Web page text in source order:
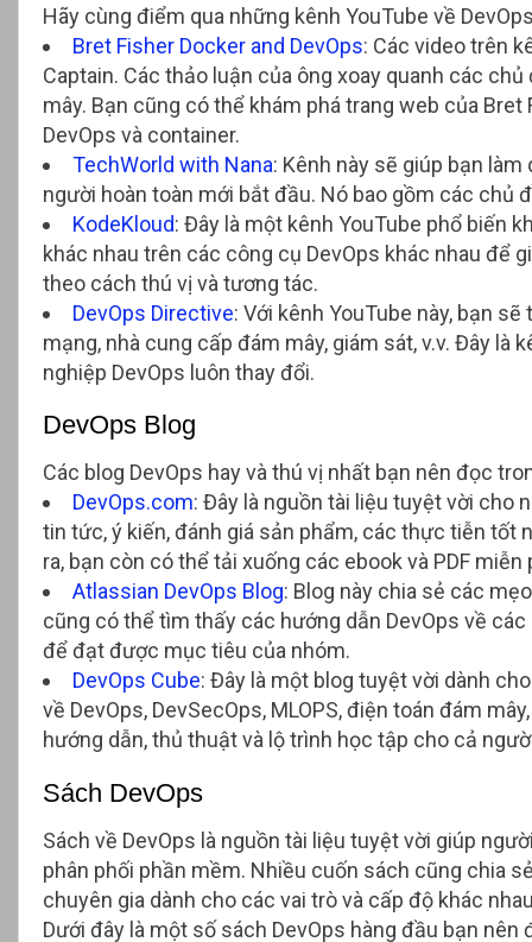
Hãy cùng điểm qua những kênh YouTube về
Bret Fisher Docker and DevOps: Các video trên
Captain. Các thảo luận của ông xoay quanh các
mây. Bạn cũng có thể khám phá trang web của
DevOps và container.
TechWorld with Nana: Kênh này sẽ giúp bạn
người hoàn toàn mới bắt đầu. Nó bao gồm các chủ
KodeKloud: Đây là một kênh YouTube phổ biến
khác nhau trên các công cụ DevOps khác nhau để
theo cách thú vị và tương tác.
DevOps Directive: Với kênh YouTube này, bạn
mạng, nhà cung cấp đám mây, giám sát, v.v. Đây
nghiệp DevOps luôn thay đổi.
DevOps Blog
Các blog DevOps hay và thú vị nhất bạn nên đọc
DevOps.com: Đây là nguồn tài liệu tuyệt vời cho
tin tức, ý kiến, đánh giá sản phẩm, các thực tiễn tốt
ra, bạn còn có thể tải xuống các ebook và PDF miễn
Atlassian DevOps Blog: Blog này chia sẻ các
cũng có thể tìm thấy các hướng dẫn DevOps về
để đạt được mục tiêu của nhóm.
DevOps Cube: Đây là một blog tuyệt vời dành
về DevOps, DevSecOps, MLOPS, điện toán đám
hướng dẫn, thủ thuật và lộ trình học tập cho cả
Sách DevOps
Sách về DevOps là nguồn tài liệu tuyệt vời giúp
phân phối phần mềm. Nhiều cuốn sách cũng chia
chuyên gia dành cho các vai trò và cấp độ khác
Dưới đây là một số sách DevOps hàng đầu bạn